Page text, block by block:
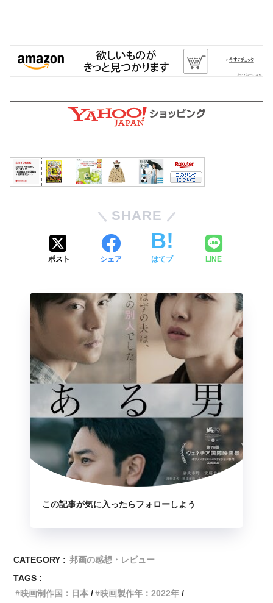
SHARE
ポスト シェア はてブ LINE
この記事が気に入ったらフォローしよう
CATEGORY : 邦画の感想・レビュー
TAGS :
映画制作国：日本
映画製作年：2022年